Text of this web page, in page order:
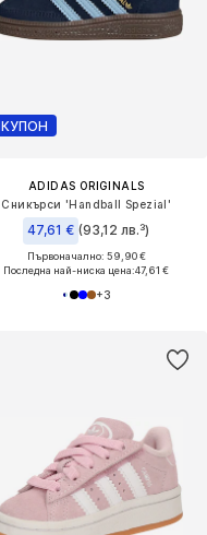
КУПОН
ADIDAS ORIGINALS
Сникърси 'Handball Spezial'
47,61 € (93,12 лв.³)
Първоначално: 59,90 €
Последна най-ниска цена:47,61 €
+3